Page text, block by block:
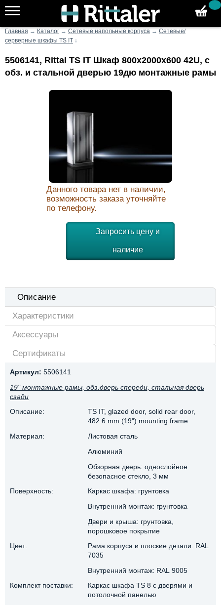
Главная → Каталог → Сетевые напольные корпуса → Сетевые/
серверные шкафы TS IT
↓
5506141, Rittal TS IT Шкаф 800x2000x600 42U, с
обз. и стальной дверью 19дю монтажные рамы
Данного товара нет в наличии,
возможность заказа уточняйте
по телефону.
Запросить цену и
наличие
Описание
Характеристики
Аксессуары
Сертификаты
Артикул: 5506141
19" монтажные рамы, обз.дверь спереди, стальная дверь
сзади
Описание:
TS IT, glazed door, solid rear door,
482.6 mm (19") mounting frame
Материал:
Листовая сталь
Алюминий
Обзорная дверь: однослойное
безопасное стекло, 3 мм
Поверхность:
Каркас шкафа: грунтовка
Внутренний монтаж: грунтовка
Двери и крыша: грунтовка,
порошковое покрытие
Цвет:
Рама корпуса и плоские детали: RAL
7035
Внутренний монтаж: RAL 9005
Комплект поставки:
Каркас шкафа TS 8 с дверями и
потолочной панелью